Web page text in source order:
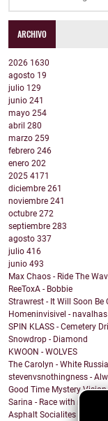
ARCHIVO
2026 1630
agosto 19
julio 129
junio 241
mayo 254
abril 280
marzo 259
febrero 246
enero 202
2025 4171
diciembre 261
noviembre 241
octubre 272
septiembre 283
agosto 337
julio 416
junio 493
Max Chaos - Ride The
ReeToxA - Bobbie
Strawrest - It Will Soon Be
Homeninvisivel - navalhas
SPIN KLASS - Cemetery
Snowdrop - Diamond
KWOON - WOLVES
The Carolyn - White
stevenvsnothingness -
Good Time Mystery
Sarina - Race with no end
Asphalt Socialites -